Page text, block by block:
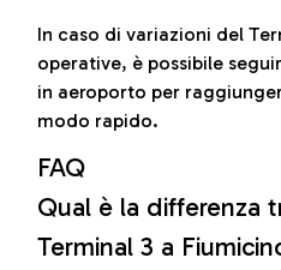
In caso di variazioni del
operative, è possibile
in aeroporto per
modo rapido.
FAQ
Qual è la differenza
Terminal 3 a